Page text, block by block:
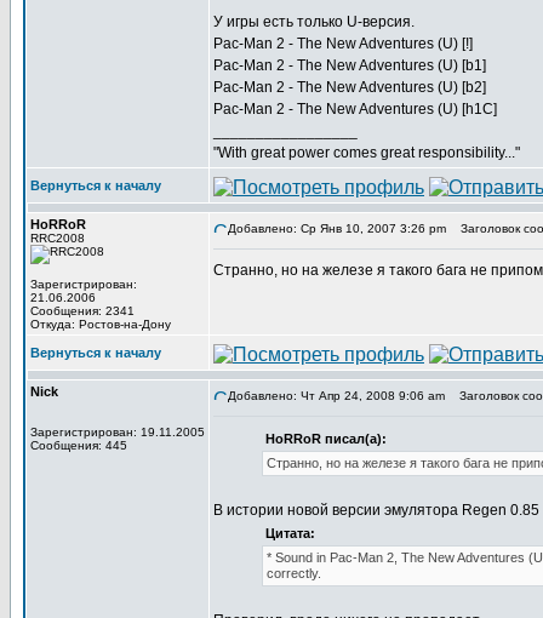
У игры есть только U-версия.
Pac-Man 2 - The New Adventures (U) [!]
Pac-Man 2 - The New Adventures (U) [b1]
Pac-Man 2 - The New Adventures (U) [b2]
Pac-Man 2 - The New Adventures (U) [h1C]
"With great power comes great responsibility..."
Вернуться к началу
HoRRoR
RRC2008
Зарегистрирован:
21.06.2006
Сообщения: 2341
Откуда: Ростов-на-Дону
Добавлено: Ср Янв 10, 2007 3:26 pm Заголовок
Странно, но на железе я такого бага не
Вернуться к началу
Nick
Зарегистрирован: 19.11.2005
Сообщения: 445
Добавлено: Чт Апр 24, 2008 9:06 am Заголовок
HoRRoR писал(а):
Странно, но на железе я такого бага не
В истории новой версии эмулятора Regen
Цитата:
* Sound in Pac-Man 2, The New Adventures
correctly.